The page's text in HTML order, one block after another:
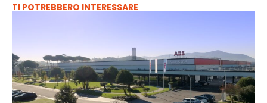
TI POTREBBERO INTERESSARE